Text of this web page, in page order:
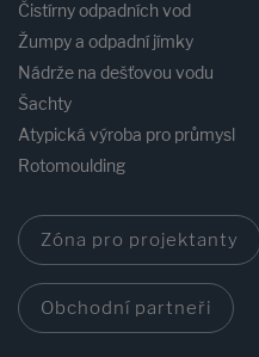
Čistírny odpadních vod
Žumpy a odpadní jímky
Nádrže na dešťovou vodu
Šachty
Atypická výroba pro průmysl
Rotomoulding
Zóna pro projektanty
Obchodní partneři